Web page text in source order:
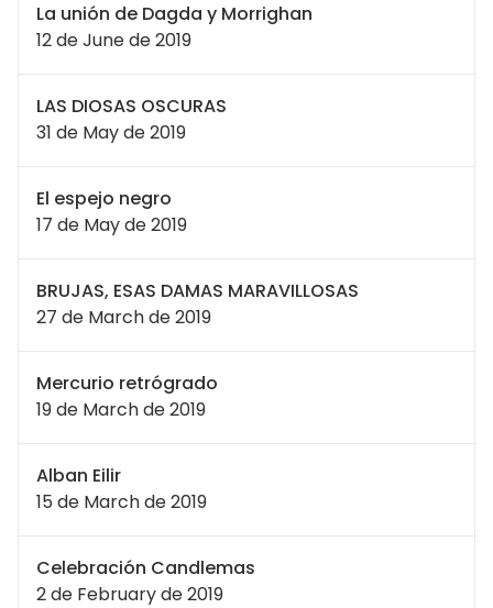
La unión de Dagda y Morrighan
12 de June de 2019
LAS DIOSAS OSCURAS
31 de May de 2019
El espejo negro
17 de May de 2019
BRUJAS, ESAS DAMAS MARAVILLOSAS
27 de March de 2019
Mercurio retrógrado
19 de March de 2019
Alban Eilir
15 de March de 2019
Celebración Candlemas
2 de February de 2019